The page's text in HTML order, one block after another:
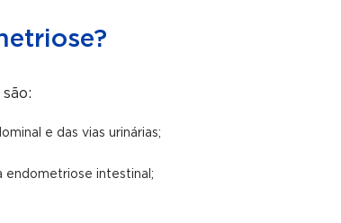
e das vias urinárias;
endometriose intestinal;